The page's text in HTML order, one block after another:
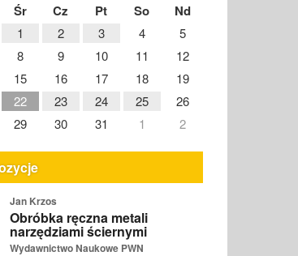
Śr Cz Pt So Nd
1 2 3 4
5
8 9 10 11
12
15 16 17 18
19
22 23 24 25
26
29 30 31 1 2
Jan Krzos
Obróbka ręczna metali
narzędziami ściernymi
Wydawnictwo Naukowe PWN